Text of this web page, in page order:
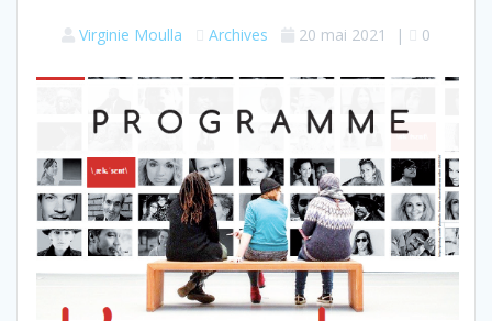
Virginie Moulla Archives 20 mai 2021 | 0